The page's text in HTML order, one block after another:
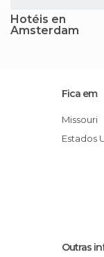
Hotéis en
Amsterdam
Fica em
Missouri
Estados
Outras